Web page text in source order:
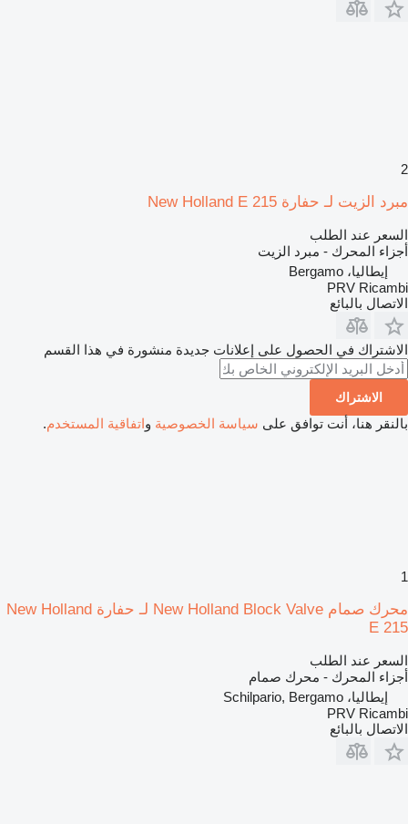
2
مبرد الزيت لـ حفارة New Holland E 215
السعر عند الطلب
أجزاء المحرك - مبرد الزيت
إيطاليا، Bergamo
PRV Ricambi
الاتصال بالبائع
الاشتراك في الحصول على إعلانات جديدة منشورة في هذا القسم
الاشتراك
بالنقر هنا، أنت توافق على سياسة الخصوصية واتفاقية المستخدم.
1
محرك صمام New Holland Block Valve لـ حفارة New Holland
E 215
السعر عند الطلب
أجزاء المحرك - محرك صمام
إيطاليا، Schilpario, Bergamo
PRV Ricambi
الاتصال بالبائع